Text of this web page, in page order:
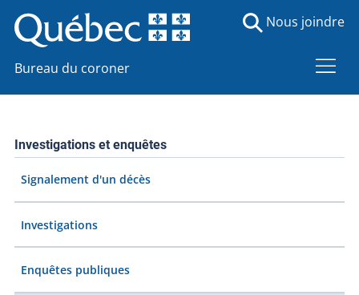
Bureau du coroner
Nous joindre
Investigations et enquêtes
Signalement d'un décès
Investigations
Enquêtes publiques